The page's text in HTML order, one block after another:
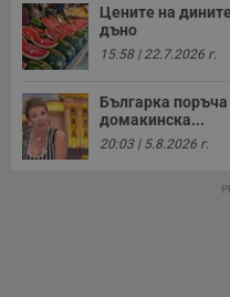
Цените на
дъно
15:58 | 22.7.2026 г.
Българка
домакинска...
20:03 | 5.8.2026 г.